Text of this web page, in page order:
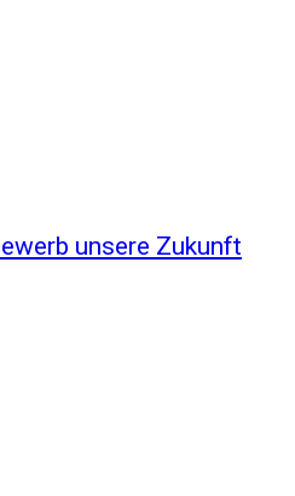
unsere Zukunft